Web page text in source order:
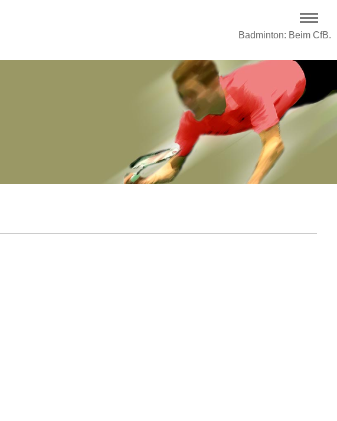
Badminton: Beim CfB.